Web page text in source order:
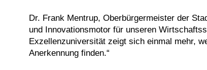
Dr. Frank Mentrup, Oberbürgermeister der
und Innovationsmotor für unseren
Exzellenzuniversität zeigt sich einmal mehr,
Anerkennung finden.“